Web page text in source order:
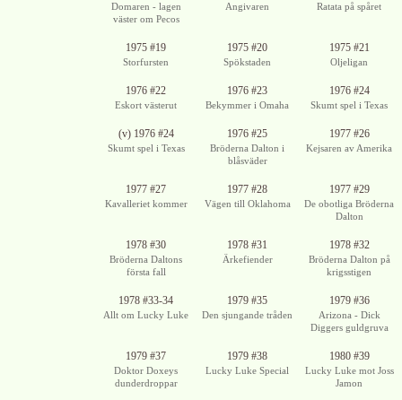
Domaren - lagen
väster om Pecos
Angivaren Ratata på spåret
1975 #19
Storfursten
1975 #20
Spökstaden
1975 #21
Oljeligan
1976 #22
Eskort västerut
1976 #23
Bekymmer i Omaha
1976 #24
Skumt spel i Texas
Ingen bild
tillgänglig
(v) 1976 #24
Skumt spel i Texas
1976 #25
Bröderna Dalton i
blåsväder
1977 #26
Kejsaren av Amerika
1977 #27
Kavalleriet kommer
1977 #28
Vägen till Oklahoma
1977 #29
De obotliga Bröderna
Dalton
1978 #30
Bröderna Daltons
första fall
1978 #31
Ärkefiender
1978 #32
Bröderna Dalton på
krigsstigen
1978 #33-34
Allt om Lucky Luke
1979 #35
Den sjungande tråden
1979 #36
Arizona - Dick
Diggers guldgruva
1979 #37
Doktor Doxeys
dunderdroppar
1979 #38
Lucky Luke Special
1980 #39
Lucky Luke mot Joss
Jamon